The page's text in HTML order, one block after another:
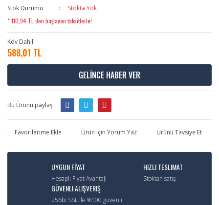
Stok Durumu
Stokta Yok
* 110,94 TL den başlayan taksitlerle!
Kdv Dahil
588,01 TL
GELİNCE HABER VER
Bu Ürünü paylaş :
Ürün için Yorum Yaz Ürünü Tavsiye Et
UYGUN FİYAT
Hesaplı Fiyat Avantajı
HIZLI TESLIMAT
Stoktan satış
GÜVENLI ALIŞVERIŞ
256bi SSL ile %100 güvenli